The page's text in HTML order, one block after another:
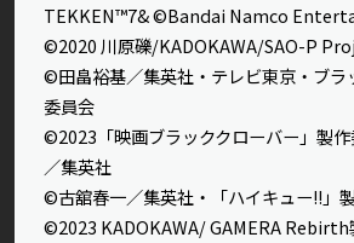
TEKKEN™7& ©Bandai Namco
©2020 川原礫/KADOKAWA/SAO-P
©田畠裕基／集英社・テレビ東京・ブラ
委員会
©2023「映画ブラッククローバー」製
／集英社
©古舘春一／集英社・「ハイキュー!!」
©2023 KADOKAWA/ GAMERA Rebirth